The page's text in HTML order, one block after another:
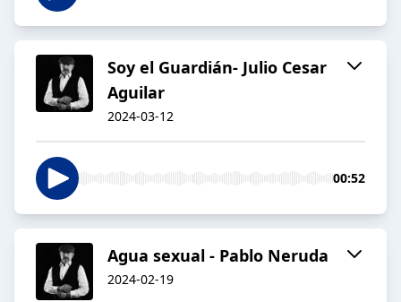
Soy el Guardián- Julio Cesar
Aguilar
2024-03-12
00:52
Agua sexual - Pablo Neruda
2024-02-19